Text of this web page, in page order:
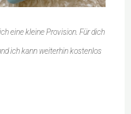
eine kleine Provision. Für dich
ich kann weiterhin kostenlos